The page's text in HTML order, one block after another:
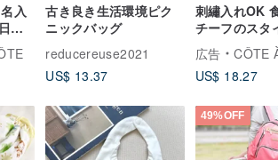
入
、
ハ
産
古き良き生活環境ピク
ニックバッグ
reducereuse2021
US$ 13.37
刺繡入れOK
チーフのスタ
ト対応 / 組み
由
広告
CÔTE
US$ 18.27
49%OFF